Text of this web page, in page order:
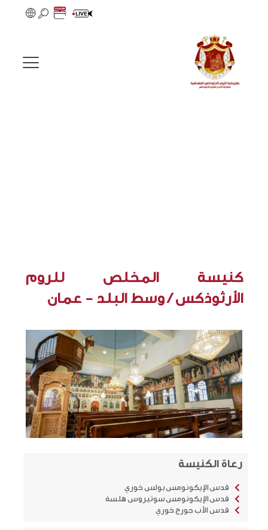
كنيسة المخلص للروم
الأرثوذكس / وسط البلد - عمان
رعاة الكنيسة
قدس الإيكونومس بولس خوري
قدس الإيكونومس سوتيروس هلسة
قدس الأب جورج خوري